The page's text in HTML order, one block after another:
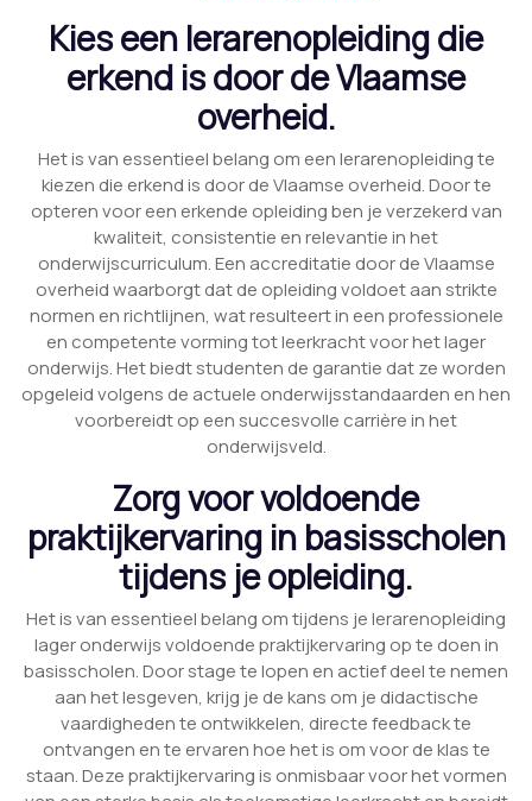
Kies een lerarenopleiding die
erkend is door de Vlaamse
overheid.
Het is van essentieel belang om een lerarenopleiding te
kiezen die erkend is door de Vlaamse overheid. Door te
opteren voor een erkende opleiding ben je verzekerd van
kwaliteit, consistentie en relevantie in het
onderwijscurriculum. Een accreditatie door de Vlaamse
overheid waarborgt dat de opleiding voldoet aan strikte
normen en richtlijnen, wat resulteert in een professionele
en competente vorming tot leerkracht voor het lager
onderwijs. Het biedt studenten de garantie dat ze worden
opgeleid volgens de actuele onderwijsstandaarden en hen
voorbereidt op een succesvolle carrière in het
onderwijsveld.
Zorg voor voldoende
praktijkervaring in basisscholen
tijdens je opleiding.
Het is van essentieel belang om tijdens je lerarenopleiding
lager onderwijs voldoende praktijkervaring op te doen in
basisscholen. Door stage te lopen en actief deel te nemen
aan het lesgeven, krijg je de kans om je didactische
vaardigheden te ontwikkelen, directe feedback te
ontvangen en te ervaren hoe het is om voor de klas te
staan. Deze praktijkervaring is onmisbaar voor het vormen